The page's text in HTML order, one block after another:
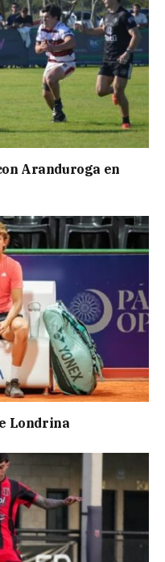
Aranduroga en
Londrina